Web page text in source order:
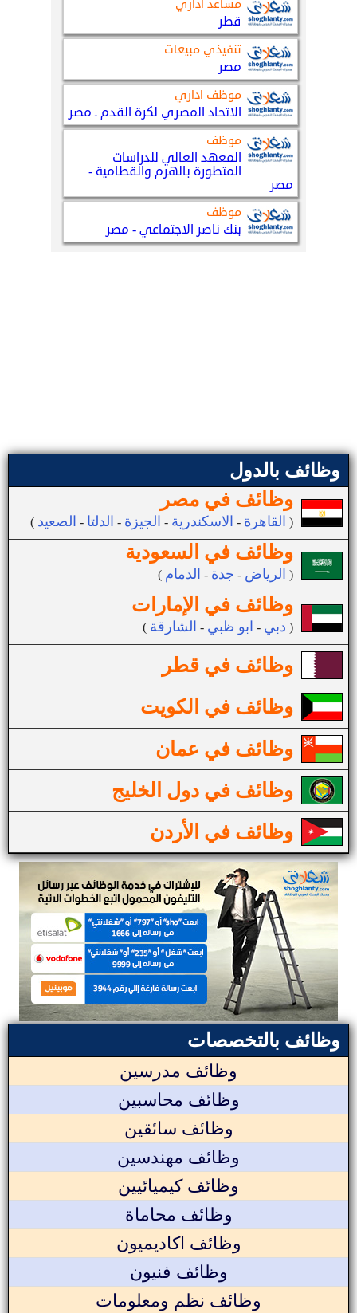
وظائف بالدول
وظائف في مصر
( القاهرة - الاسكندرية - الجيزة - الدلتا - الصعيد )
وظائف في السعودية
( الرياض - جدة - الدمام )
وظائف في الإمارات
( دبي - ابو ظبي - الشارقة )
وظائف في قطر
وظائف في الكويت
وظائف في عمان
وظائف في دول الخليج
وظائف في الأردن
وظائف بالتخصصات
وظائف مدرسين
وظائف محاسبين
وظائف سائقين
وظائف مهندسين
وظائف كيميائيين
وظائف محاماة
وظائف اكاديميون
وظائف فنيون
وظائف نظم ومعلومات